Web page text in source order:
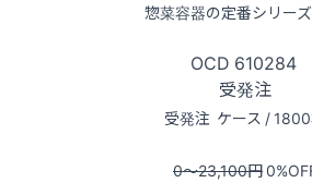
惣菜容器の定番シリー
OCD 610284
受発注
受発注 ケース /
0〜23,100円0